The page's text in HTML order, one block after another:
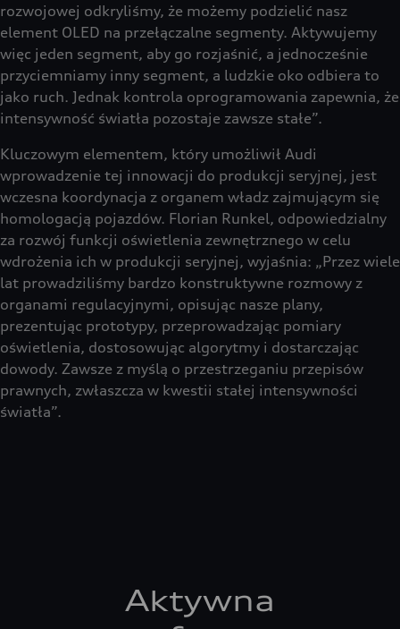
rozwojowej odkryliśmy, że możemy podzielić nasz
element OLED na przełączalne segmenty. Aktywujemy
więc jeden segment, aby go rozjaśnić, a jednocześnie
przyciemniamy inny segment, a ludzkie oko odbiera to
jako ruch. Jednak kontrola oprogramowania zapewnia, że
intensywność światła pozostaje zawsze stałe”.
Kluczowym elementem, który umożliwił Audi
wprowadzenie tej innowacji do produkcji seryjnej, jest
wczesna koordynacja z organem władz zajmującym się
homologacją pojazdów. Florian Runkel, odpowiedzialny
za rozwój funkcji oświetlenia zewnętrznego w celu
wdrożenia ich w produkcji seryjnej, wyjaśnia: „Przez wiele
lat prowadziliśmy bardzo konstruktywne rozmowy z
organami regulacyjnymi, opisując nasze plany,
prezentując prototypy, przeprowadzając pomiary
oświetlenia, dostosowując algorytmy i dostarczając
dowody. Zawsze z myślą o przestrzeganiu przepisów
prawnych, zwłaszcza w kwestii stałej intensywności
światła”.
Aktywna